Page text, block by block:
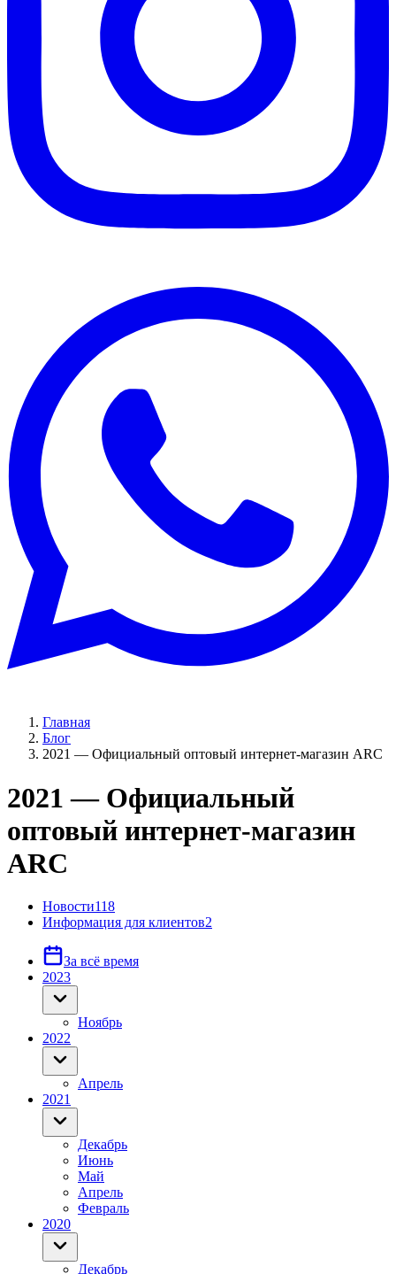
Главная
Блог
2021 — Официальный оптовый интернeт-магазин ARC
2021 — Официальный
оптовый интернeт-магазин
ARC
Новости118
Информация для клиентов2
За всё время
2023
Ноябрь
2022
Апрель
2021
Декабрь
Июнь
Май
Апрель
Февраль
2020
Декабрь